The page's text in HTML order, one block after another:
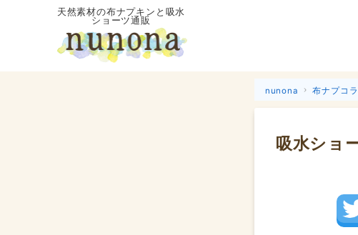
天然素材の布ナプキンと吸水
ショーツ通販
nunona 布ナプコ
吸水ショ